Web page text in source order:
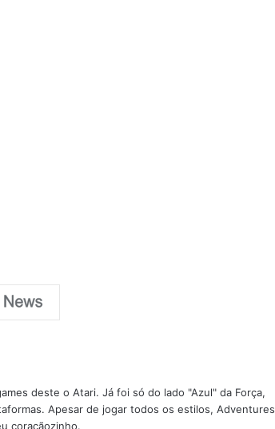
deste o Atari. Já foi só do lado "Azul" da Força,
Apesar de jogar todos os estilos, Adventures
coraçãozinho.